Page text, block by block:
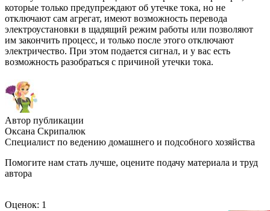
которые только предупреждают об утечке тока, но не
отключают сам агрегат, имеют возможность перевода
электроустановки в щадящий режим работы или позволяют
им закончить процесс, и только после этого отключают
электричество. При этом подается сигнал, и у вас есть
возможность разобраться с причиной утечки тока.
Автор публикации
Оксана Скрипалюк
Специалист по ведению домашнего и подсобного хозяйства
Помогите нам стать лучше, оцените подачу материала и труд
автора
Оценок: 1